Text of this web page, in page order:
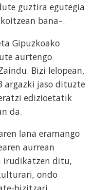
guztira egutegia
bana–.
Gipuzkoako
aurtengo
Bizi lelopean,
argazki jaso dituzte
edizioetatik
da.
lana eramango
aurrean
irudikatzen ditu,
ondo